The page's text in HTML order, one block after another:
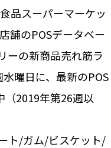
品スーパーマーケッ
舗のPOSデータベー
ーの新商品売れ筋ラ
曜日に、最新のPOS
（2019年第26週以
ト/ガム/ビスケット/